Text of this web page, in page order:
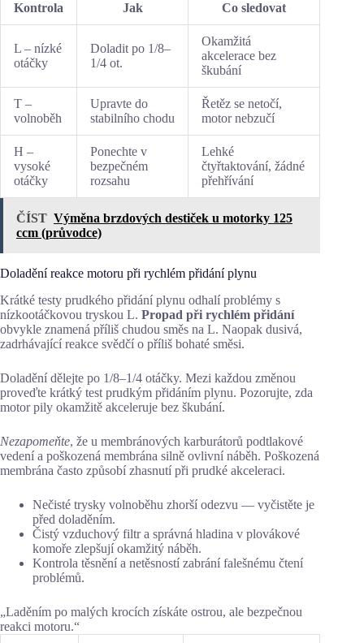
Kontrola
Jak Co sledovat
L – nízké
otáčky
Doladit po 1/8–
1/4 ot.
Okamžitá
akcelerace bez
škubání
T –
volnoběh
Upravte do
stabilního chodu
Řetěz se netočí,
motor nebzučí
H –
vysoké
otáčky
Ponechte v
bezpečném
rozsahu
Lehké
čtyřtaktování, žádné
přehřívání
ČÍST Výměna brzdových destiček u motorky 125
ccm (průvodce)
Doladění reakce motoru při rychlém přidání plynu
Krátké testy prudkého přidání plynu odhalí problémy s
nízkootáčkovou tryskou L. Propad při rychlém přidání
obvykle znamená příliš chudou směs na L. Naopak dusivá,
zadrhávající reakce svědčí o příliš bohaté směsi.
Doladění dělejte po 1/8–1/4 otáčky. Mezi každou změnou
proveďte krátký test prudkým přidáním plynu. Pozorujte, zda
motor pily okamžitě akceleruje bez škubání.
Nezapomeňte, že u membránových karburátorů podtlakové
vedení a poškozená membrána silně ovlivní náběh. Poškozená
membrána často způsobí zhasnutí při prudké akceleraci.
Nečisté trysky volnoběhu zhorší odezvu — vyčistěte je
před doladěním.
Čistý vzduchový filtr a správná hladina v plovákové
komoře zlepšují okamžitý náběh.
Kontrola těsnění a netěsností zabrání falešnému čtení
problémů.
„Laděním po malých krocích získáte ostrou, ale bezpečnou
reakci motoru.“